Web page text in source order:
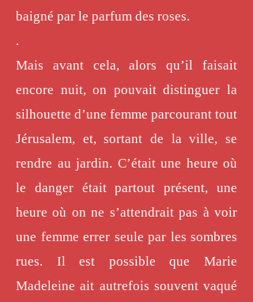
baigné par le parfum des roses.
.
Mais avant cela, alors qu’il faisait
encore nuit, on pouvait distinguer la
silhouette d’une femme parcourant tout
Jérusalem, et, sortant de la ville, se
rendre au jardin. C’était une heure où
le danger était partout présent, une
heure où on ne s’attendrait pas à voir
une femme errer seule par les sombres
rues. Il est possible que Marie
Madeleine ait autrefois souvent vaqué